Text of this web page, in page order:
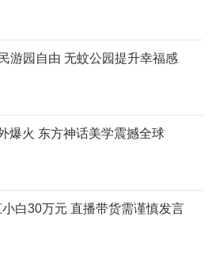
游园自由 无蚊公园提升幸福感
爆火 东方神话美学震撼全球
白30万元 直播带货需谨慎发言